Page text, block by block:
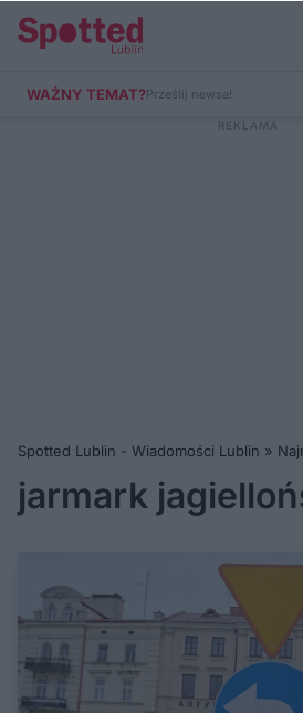
WAŻNY TEMAT?Prześlij newsa!
Spotted Lublin - Wiadomości Lublin »
jarmark